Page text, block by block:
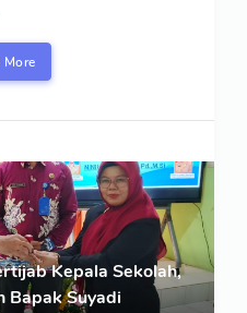
More
Kepala Sekolah,
Bapak Suyadi